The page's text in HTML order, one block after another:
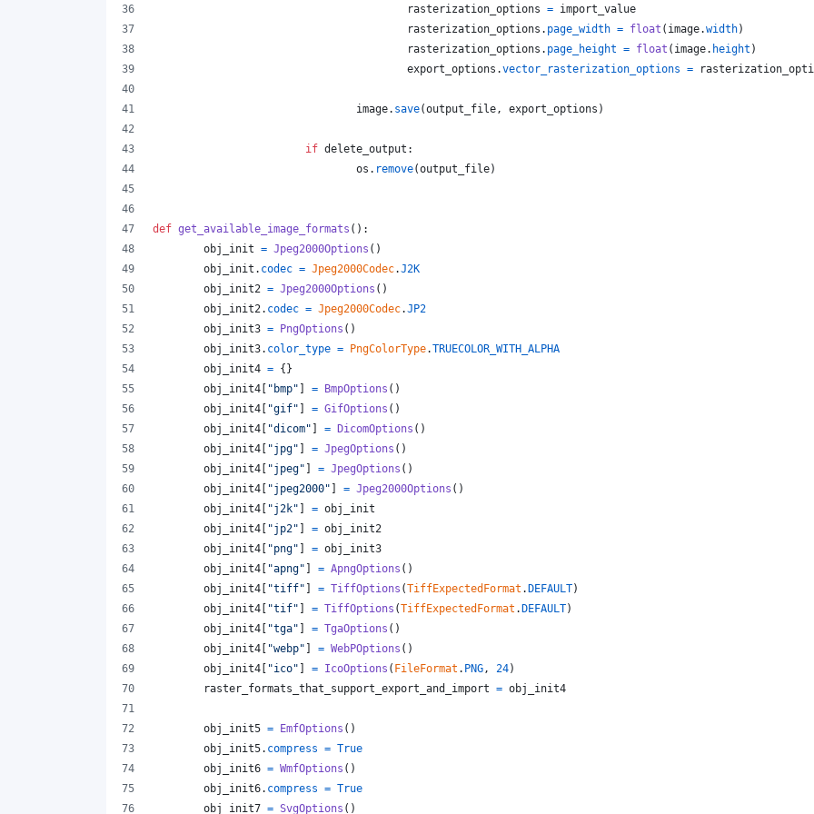
rasterization_options = import_value
rasterization_options . page_width = float ( image.width)
rasterization_options . page_height = float ( image. height )
export_options .vector_rasterization_options =
image. save(output_file, export_options )
if delete_output :
os . remove(output_file)
def get_available_image_formats ():
obj_init = Jpeg2000Options ()
obj_init . codec = Jpeg2000Codec.J2K
obj_init2 = Jpeg2000Options ()
obj_init2. codec = Jpeg2000Codec.JP2
obj_init3 = PngOptions ()
obj_init3. color_type = PngColorType.TRUECOLOR_WITH_ALPHA
obj_init4 = {}
obj_init4
"bmp" = BmpOptions ()
obj_init4
"gif" = GifOptions ()
obj_init4
"dicom" = DicomOptions ()
obj_init4
"jpg" = JpegOptions ()
obj_init4
"jpeg" = JpegOptions ()
obj_init4
"jpeg2000" = Jpeg2000Options ()
obj_init4
"j2k" = obj_init
obj_init4
"jp2" = obj_init2
obj_init4
"png" = obj_init3
obj_init4
"apng" = ApngOptions ()
obj_init4
"tiff" = TiffOptions (TiffExpectedFormat . DEFAULT)
obj_init4
"tif" = TiffOptions (TiffExpectedFormat . DEFAULT)
obj_init4
"tga" = TgaOptions ()
obj_init4
"webp" = WebPOptions ()
obj_init4
"ico" = IcoOptions ( FileFormat . PNG, 24)
raster_formats_that_support_export_and_import = obj_init4
obj_init5 = EmfOptions ()
obj_init5. compress = True
obj_init6 = WmfOptions ()
obj_init6. compress = True
obj_init7 = SvgOptions ()